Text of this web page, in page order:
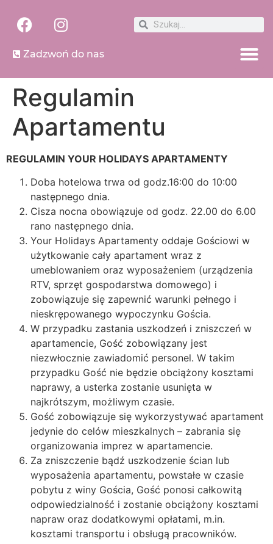
Zadzwoń do nas
Regulamin
Apartamentu
REGULAMIN YOUR HOLIDAYS APARTAMENTY
Doba hotelowa trwa od godz.16:00 do 10:00
następnego dnia.
Cisza nocna obowiązuje od godz. 22.00 do 6.00
rano następnego dnia.
Your Holidays Apartamenty oddaje Gościowi w
użytkowanie cały apartament wraz z
umeblowaniem oraz wyposażeniem (urządzenia
RTV, sprzęt gospodarstwa domowego) i
zobowiązuje się zapewnić warunki pełnego i
nieskrępowanego wypoczynku Gościa.
W przypadku zastania uszkodzeń i zniszczeń w
apartamencie, Gość zobowiązany jest
niezwłocznie zawiadomić personel. W takim
przypadku Gość nie będzie obciążony kosztami
naprawy, a usterka zostanie usunięta w
najkrótszym, możliwym czasie.
Gość zobowiązuje się wykorzystywać apartament
jedynie do celów mieszkalnych – zabrania się
organizowania imprez w apartamencie.
Za zniszczenie bądź uszkodzenie ścian lub
wyposażenia apartamentu, powstałe w czasie
pobytu z winy Gościa, Gość ponosi całkowitą
odpowiedzialność i zostanie obciążony kosztami
napraw oraz dodatkowymi opłatami, m.in.
kosztami transportu i obsługą pracowników.